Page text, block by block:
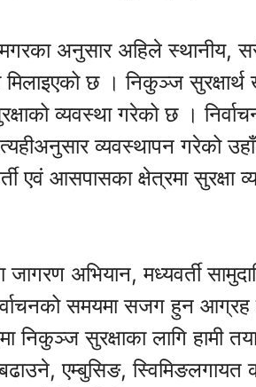
अनुसार अहिले स्थानीय,
छ । निकुञ्ज
व्यवस्था गरेको छ ।
व्यवस्थापन गरेको
एवं आसपासका क्षेत्रमा सुरक्षा
जागरण अभियान, मध्यवर्ती
समयमा सजग हुन
निकुञ्ज सुरक्षाका लागि हामी
एम्बुसिङ, स्विमिङलगायत